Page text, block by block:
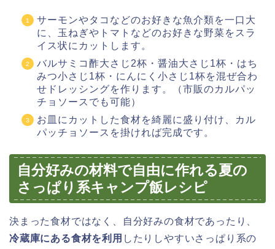
サーモンやタコなどのお好きな魚介類を一口大
に、玉ねぎやトマトなどのお好きな野菜をスラ
イス状にカットします。
バルサミコ酢大さじ2杯・醤油大さじ1杯・はち
みつ小さじ1杯・にんにく小さじ1杯を混ぜ合わ
せドレッシングを作ります。（市販のカルパッ
チョソースでも可能）
お皿にカットした食材を綺麗に盛り付け、カル
パッチョソースを掛ければ完成です。
自分好みの材料で自由に作れる夏の
さっぱり系キャンプ飯レシピ
決まった食材ではなく、自分好みの食材であったり、
冷蔵庫にある食材を利用 したりしやすいさっぱり系の